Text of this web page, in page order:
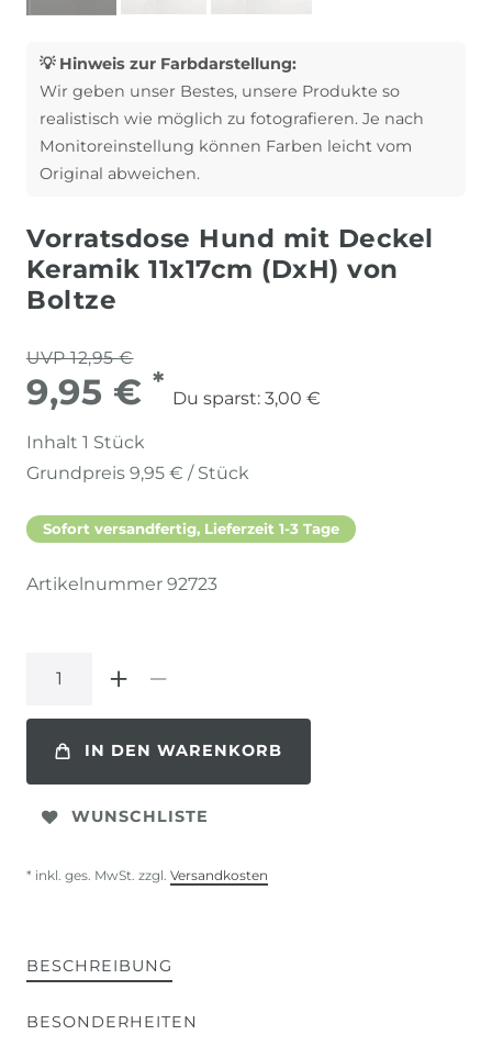
💡 Hinweis zur Farbdarstellung:
Wir geben unser Bestes, unsere Produkte so
realistisch wie möglich zu fotografieren. Je nach
Monitoreinstellung können Farben leicht vom
Original abweichen.
Vorratsdose Hund mit Deckel
Keramik 11x17cm (DxH) von
Boltze
UVP 12,95 €
9,95 € *
Du sparst: 3,00 €
Inhalt 1 Stück
Grundpreis 9,95 € / Stück
Sofort versandfertig, Lieferzeit 1-3 Tage
Artikelnummer 92723
IN DEN WARENKORB
WUNSCHLISTE
* inkl. ges. MwSt. zzgl. Versandkosten
BESCHREIBUNG
BESONDERHEITEN